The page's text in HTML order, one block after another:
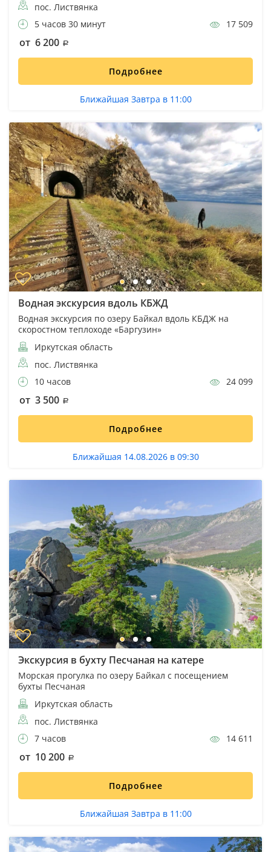
пос. Листвянка
5 часов 30 минут
17 509
от 6 200
Подробнее
Ближайшая Завтра в 11:00
Водная экскурсия вдоль КБЖД
Водная экскурсия по озеру Байкал вдоль КБДЖ на
скоростном теплоходе «Баргузин»
Иркутская область
пос. Листвянка
10 часов
24 099
от 3 500
Подробнее
Ближайшая 14.08.2026 в 09:30
Экскурсия в бухту Песчаная на катере
Морская прогулка по озеру Байкал с посещением
бухты Песчаная
Иркутская область
пос. Листвянка
7 часов
14 611
от 10 200
Подробнее
Ближайшая Завтра в 11:00